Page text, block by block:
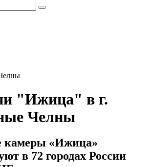
"Ижица" в г.
Челны
камеры «Ижица»
в 72 городах России